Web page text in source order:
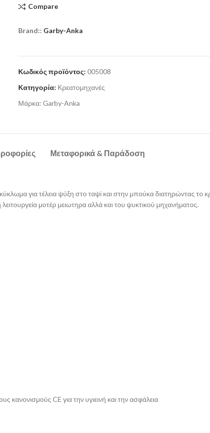
Compare
Brand:: Garby-Anka
Κωδικός προϊόντος: 005008
Κατηγορία: Κρεατομηχανές
Μάρκα: Garby-Anka
Μεταφορικά & Παράδοση
για τέλεια ψύξη στο ταψί και στην μπούκα διατηρώντας το
μοτέρ μειωτηρα αλλά και του ψυκτικού μηχανήματος.
CE για την υγιεινή και την ασφάλεια